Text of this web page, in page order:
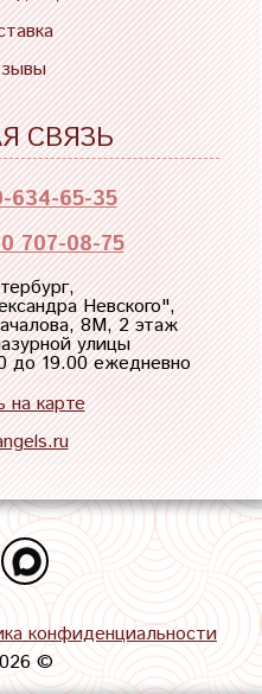
СВЯЗЬ
634-65-35
707-08-75
Невского",
8М, 2 этаж
улицы
до 19.00 ежедневно
на карте
конфиденциальности
©